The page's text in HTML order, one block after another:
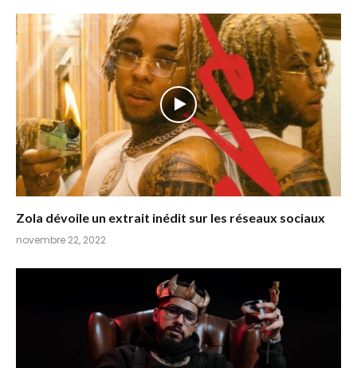
Zola dévoile un extrait inédit sur les réseaux sociaux
novembre 22, 2022